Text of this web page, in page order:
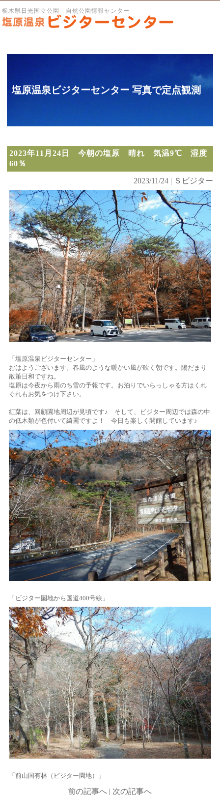
栃木県日光国立公園 自然公園情報センター
塩原温泉ビジターセンター 写真で定点観測
2023年11月24日 今朝の塩原 晴れ 気温9℃ 湿度
60％
2023/11/24 | Ｓビジター
「塩原温泉ビジターセンター」
おはようございます。春風のような暖かい風が吹く朝です。陽だまり
散策日和ですね。
塩原は今夜から雨のち雪の予報です。お泊りでいらっしゃる方はくれ
ぐれもお気をつけ下さい。
紅葉は、回顧園地周辺が見頃です♪ そして、ビジター周辺では森の中
の低木類が色付いて綺麗ですよ！ 今日も楽しく開館しています♪
「ビジター園地から国道400号線」
「前山国有林（ビジター園地）」
前の記事へ | 次の記事へ